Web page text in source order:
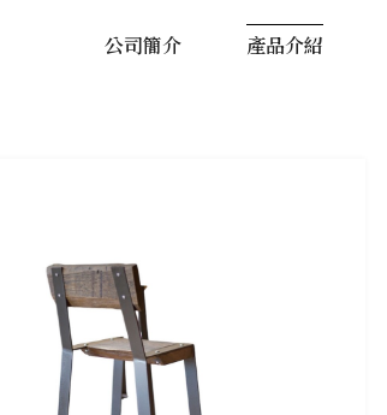
公司簡介 產品介紹